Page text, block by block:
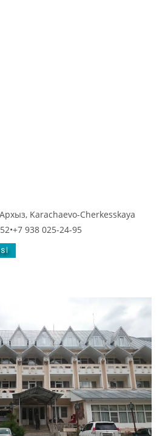
Karachaevo-Cherkesskaya
•+7 938 025-24-95